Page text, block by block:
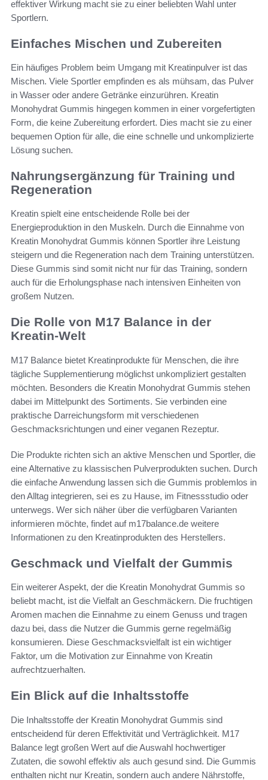
effektiver Wirkung macht sie zu einer beliebten Wahl unter
Sportlern.
Einfaches Mischen und Zubereiten
Ein häufiges Problem beim Umgang mit Kreatinpulver ist das
Mischen. Viele Sportler empfinden es als mühsam, das Pulver
in Wasser oder andere Getränke einzurühren. Kreatin
Monohydrat Gummis hingegen kommen in einer vorgefertigten
Form, die keine Zubereitung erfordert. Dies macht sie zu einer
bequemen Option für alle, die eine schnelle und unkomplizierte
Lösung suchen.
Nahrungsergänzung für Training und
Regeneration
Kreatin spielt eine entscheidende Rolle bei der
Energieproduktion in den Muskeln. Durch die Einnahme von
Kreatin Monohydrat Gummis können Sportler ihre Leistung
steigern und die Regeneration nach dem Training unterstützen.
Diese Gummis sind somit nicht nur für das Training, sondern
auch für die Erholungsphase nach intensiven Einheiten von
großem Nutzen.
Die Rolle von M17 Balance in der
Kreatin-Welt
M17 Balance bietet Kreatinprodukte für Menschen, die ihre
tägliche Supplementierung möglichst unkompliziert gestalten
möchten. Besonders die Kreatin Monohydrat Gummis stehen
dabei im Mittelpunkt des Sortiments. Sie verbinden eine
praktische Darreichungsform mit verschiedenen
Geschmacksrichtungen und einer veganen Rezeptur.
Die Produkte richten sich an aktive Menschen und Sportler, die
eine Alternative zu klassischen Pulverprodukten suchen. Durch
die einfache Anwendung lassen sich die Gummis problemlos in
den Alltag integrieren, sei es zu Hause, im Fitnessstudio oder
unterwegs. Wer sich näher über die verfügbaren Varianten
informieren möchte, findet auf m17balance.de weitere
Informationen zu den Kreatinprodukten des Herstellers.
Geschmack und Vielfalt der Gummis
Ein weiterer Aspekt, der die Kreatin Monohydrat Gummis so
beliebt macht, ist die Vielfalt an Geschmäckern. Die fruchtigen
Aromen machen die Einnahme zu einem Genuss und tragen
dazu bei, dass die Nutzer die Gummis gerne regelmäßig
konsumieren. Diese Geschmacksvielfalt ist ein wichtiger
Faktor, um die Motivation zur Einnahme von Kreatin
aufrechtzuerhalten.
Ein Blick auf die Inhaltsstoffe
Die Inhaltsstoffe der Kreatin Monohydrat Gummis sind
entscheidend für deren Effektivität und Verträglichkeit. M17
Balance legt großen Wert auf die Auswahl hochwertiger
Zutaten, die sowohl effektiv als auch gesund sind. Die Gummis
enthalten nicht nur Kreatin, sondern auch andere Nährstoffe,